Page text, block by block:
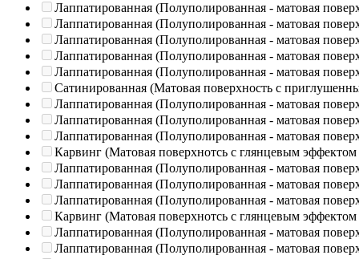
Лаппатированная (Полуполированная - матовая
Лаппатированная (Полуполированная - матовая
Лаппатированная (Полуполированная - матовая
Лаппатированная (Полуполированная - матовая
Лаппатированная (Полуполированная - матовая
Сатинированная (Матовая поверхность с
Лаппатированная (Полуполированная - матовая
Лаппатированная (Полуполированная - матовая
Лаппатированная (Полуполированная - матовая
Карвинг (Матовая поверхнотсь с глянцевым эффектом
Лаппатированная (Полуполированная - матовая
Лаппатированная (Полуполированная - матовая
Лаппатированная (Полуполированная - матовая
Карвинг (Матовая поверхнотсь с глянцевым эффектом
Лаппатированная (Полуполированная - матовая
Лаппатированная (Полуполированная - матовая